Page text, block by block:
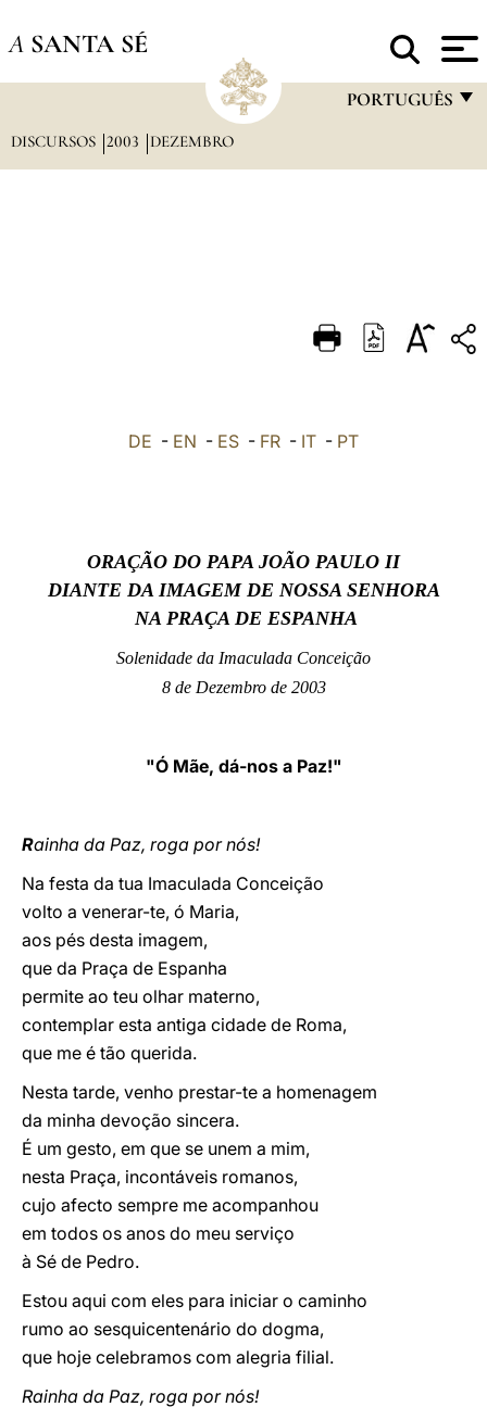
A SANTA SÉ
PORTUGUÊS
DEUTSCH
العربيّة
DISCURSOS 2003 DEZEMBRO
DE - EN - ES - FR - IT - PT
ORAÇÃO DO PAPA JOÃO PAULO II
DIANTE DA IMAGEM DE NOSSA SENHORA
NA PRAÇA DE ESPANHA
Solenidade da Imaculada Conceição
8 de Dezembro de 2003
"Ó Mãe, dá-nos a Paz!"
Rainha da Paz, roga por nós!
Na festa da tua Imaculada Conceição
volto a venerar-te, ó Maria,
aos pés desta imagem,
que da Praça de Espanha
permite ao teu olhar materno,
contemplar esta antiga cidade de Roma,
que me é tão querida.
Nesta tarde, venho prestar-te a homenagem
da minha devoção sincera.
É um gesto, em que se unem a mim,
nesta Praça, incontáveis romanos,
cujo afecto sempre me acompanhou
em todos os anos do meu serviço
à Sé de Pedro.
Estou aqui com eles para iniciar o caminho
rumo ao sesquicentenário do dogma,
que hoje celebramos com alegria filial.
Rainha da Paz, roga por nós!